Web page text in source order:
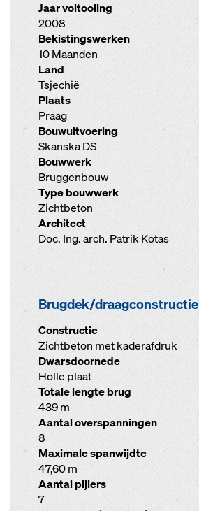
Jaar voltooiing
2008
Bekistingswerken
10 Maanden
Land
Tsjechië
Plaats
Praag
Bouwuitvoering
Skanska DS
Bouwwerk
Bruggenbouw
Type bouwwerk
Zichtbeton
Architect
Doc. Ing. arch. Patrik Kotas
Brugdek/draagconstructie
Constructie
Zichtbeton met kaderafdruk
Dwarsdoornede
Holle plaat
Totale lengte brug
439 m
Aantal overspanningen
8
Maximale spanwijdte
47,60 m
Aantal pijlers
7